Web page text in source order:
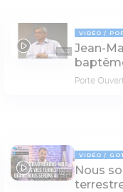
69:02
VIDÉO
Jean-
Porte
02:31
VIDÉO
Nous